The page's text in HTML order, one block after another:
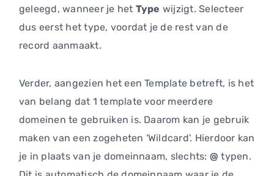
geleegd, wanneer je het Type wijzigt. Selecteer
dus eerst het type, voordat je de rest van de
record aanmaakt.
Verder, aangezien het een Template betreft, is het
van belang dat 1 template voor meerdere
domeinen te gebruiken is. Daarom kan je gebruik
maken van een zogeheten 'Wildcard'. Hierdoor kan
je in plaats van je domeinnaam, slechts: @ typen.